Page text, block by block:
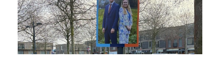
Zoeken:
Zoeken